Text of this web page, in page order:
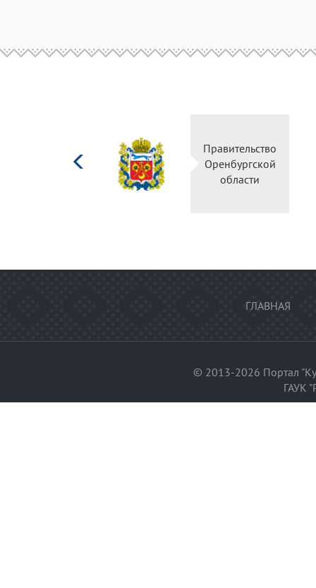
Министерство
культуры
Российской
федерации
ГЛАВНАЯ
© 2013-2026 Портал
ГАУК